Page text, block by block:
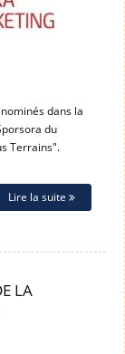
dans la
du
Terrains".
Lire la suite
LA